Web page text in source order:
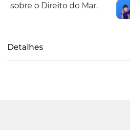
sobre o Direito do Mar.
Detalhes